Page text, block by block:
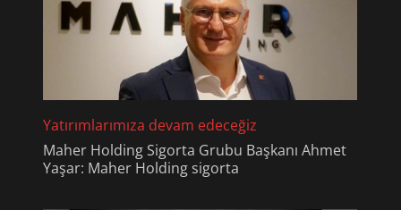
Yatırımlarımıza devam edeceğiz
Maher Holding Sigorta Grubu Başkanı Ahmet
Yaşar: Maher Holding sigorta